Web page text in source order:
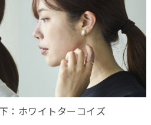
：ホワイトターコイズ